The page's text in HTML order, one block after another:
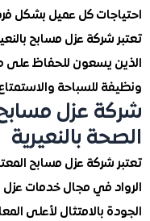
كل عميل بشكل فردي.
عزل مسابح بالنعيرية
للحفاظ على مسابحهم
للسباحة والاستمتاع.
عزل مسابح
بالنعيرية
عزل مسابح المعتمدة
في مجال خدمات عزل
بالامتثال لأعلى المعايير